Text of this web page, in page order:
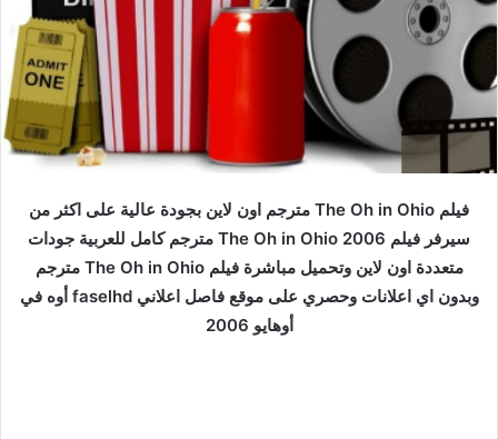
فيلم The Oh in Ohio مترجم اون لاين بجودة عالية على اكثر من
سيرفر فيلم The Oh in Ohio 2006 مترجم كامل للعربية جودات
متعددة اون لاين وتحميل مباشرة فيلم The Oh in Ohio مترجم
وبدون اي اعلانات وحصري على موقع فاصل اعلاني faselhd أوه في
أوهايو 2006